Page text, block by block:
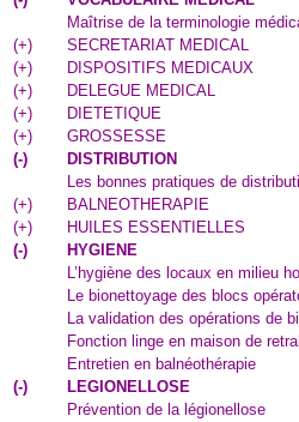
Maîtrise de la terminologie
(+)
SECRETARIAT MEDICAL
(+)
DISPOSITIFS MEDICAUX
(+)
DELEGUE MEDICAL
(+)
DIETETIQUE
(+)
GROSSESSE
(-)
DISTRIBUTION
Les bonnes pratiques de
(+)
BALNEOTHERAPIE
(+)
HUILES ESSENTIELLES
(-)
HYGIENE
L’hygiène des locaux en milieu
Le bionettoyage des blocs
La validation des opérations de
Fonction linge en maison de
Entretien en balnéothérapie
(-)
LEGIONELLOSE
Prévention de la légionellose